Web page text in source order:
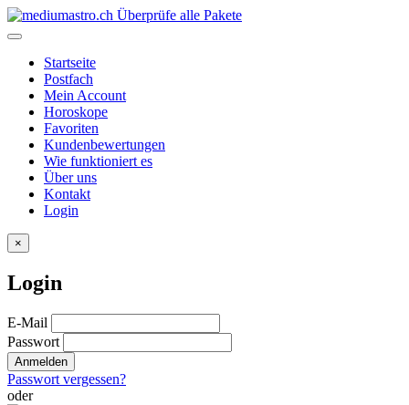
Überprüfe alle Pakete
Startseite
Postfach
Mein Account
Horoskope
Favoriten
Kundenbewertungen
Wie funktioniert es
Über uns
Kontakt
Login
×
Login
E-Mail
Passwort
Anmelden
Passwort vergessen?
oder